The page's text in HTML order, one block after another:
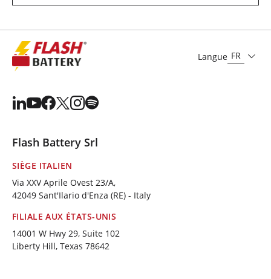
Langue FR
Flash Battery Srl
SIÈGE ITALIEN
Via XXV Aprile Ovest 23/A,
42049 Sant'Ilario d'Enza (RE) - Italy
FILIALE AUX ÉTATS-UNIS
14001 W Hwy 29, Suite 102
Liberty Hill, Texas 78642